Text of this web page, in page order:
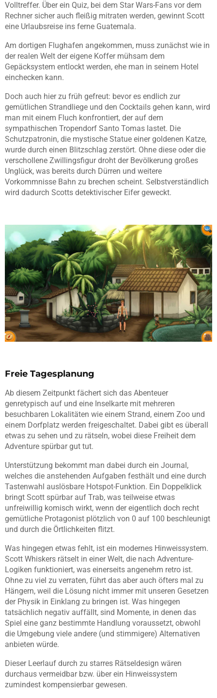
Volltreffer. Über ein Quiz, bei dem Star Wars-Fans vor dem
Rechner sicher auch fleißig mitraten werden, gewinnt Scott
eine Urlaubsreise ins ferne Guatemala.
Am dortigen Flughafen angekommen, muss zunächst wie in
der realen Welt der eigene Koffer mühsam dem
Gepäcksystem entlockt werden, ehe man in seinem Hotel
einchecken kann.
Doch auch hier zu früh gefreut: bevor es endlich zur
gemütlichen Strandliege und den Cocktails gehen kann, wird
man mit einem Fluch konfrontiert, der auf dem
sympathischen Tropendorf Santo Tomas lastet. Die
Schutzpatronin, die mystische Statue einer goldenen Katze,
wurde durch einen Blitzschlag zerstört. Ohne diese oder die
verschollene Zwillingsfigur droht der Bevölkerung großes
Unglück, was bereits durch Dürren und weitere
Vorkommnisse Bahn zu brechen scheint. Selbstverständlich
wird dadurch Scotts detektivischer Eifer geweckt.
Freie Tagesplanung
Ab diesem Zeitpunkt fächert sich das Abenteuer
genretypisch auf und eine Inselkarte mit mehreren
besuchbaren Lokalitäten wie einem Strand, einem Zoo und
einem Dorfplatz werden freigeschaltet. Dabei gibt es überall
etwas zu sehen und zu rätseln, wobei diese Freiheit dem
Adventure spürbar gut tut.
Unterstützung bekommt man dabei durch ein Journal,
welches die anstehenden Aufgaben festhält und eine durch
Tastenwahl auslösbare Hotspot-Funktion. Ein Doppelklick
bringt Scott spürbar auf Trab, was teilweise etwas
unfreiwillig komisch wirkt, wenn der eigentlich doch recht
gemütliche Protagonist plötzlich von 0 auf 100 beschleunigt
und durch die Örtlichkeiten flitzt.
Was hingegen etwas fehlt, ist ein modernes Hinweissystem.
Scott Whiskers rätselt in einer Welt, die nach Adventure-
Logiken funktioniert, was einerseits angenehm retro ist.
Ohne zu viel zu verraten, führt das aber auch öfters mal zu
Hängern, weil die Lösung nicht immer mit unseren Gesetzen
der Physik in Einklang zu bringen ist. Was hingegen
tatsächlich negativ auffällt, sind Momente, in denen das
Spiel eine ganz bestimmte Handlung voraussetzt, obwohl
die Umgebung viele andere (und stimmigere) Alternativen
anbieten würde.
Dieser Leerlauf durch zu starres Rätseldesign wären
durchaus vermeidbar bzw. über ein Hinweissystem
zumindest kompensierbar gewesen.